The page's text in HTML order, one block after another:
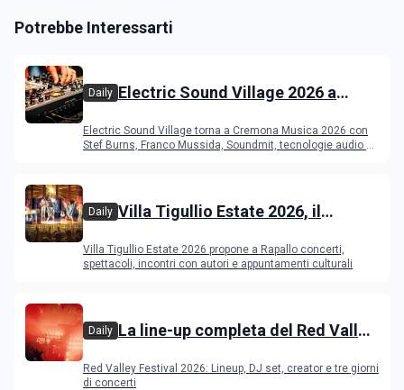
Potrebbe Interessarti
Daily Electric Sound Village 2026 a
Young Band Contest, il programma
Electric Sound Village torna a Cremona Musica 2026 con
Stef Burns, Franco Mussida, Soundmit, tecnologie audio e
Daily Villa Tigullio Estate 2026, il
Villa Tigullio Estate 2026 propone a Rapallo concerti,
spettacoli, incontri con autori e appuntamenti culturali
Daily La line-up completa del Red Valley
Red Valley Festival 2026: Lineup, DJ set, creator e tre giorni
di concerti